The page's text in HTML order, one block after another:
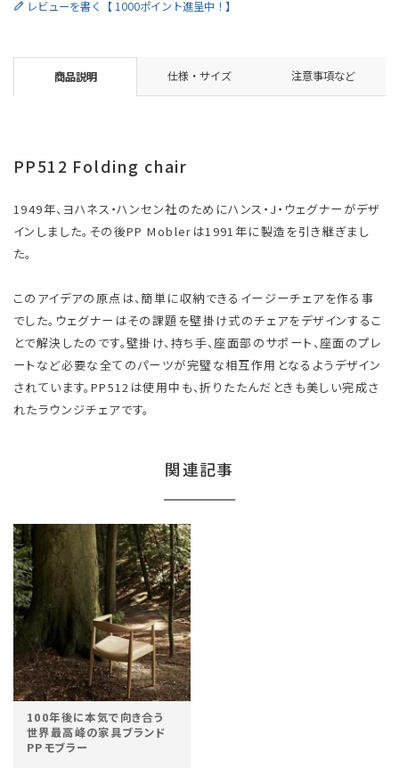
レビューを書く【 1000ポイント進呈中！】
商品説明 仕様・サイズ 注意事項など
PP512 Folding chair
1949年、ヨハネス・ハンセン社のためにハンス・J・ウェグナーがデザ
インしました。その後PP Moblerは1991年に製造を引き継ぎまし
た。
このアイデアの原点は、簡単に収納できるイージーチェアを作る事
でした。ウェグナーはその課題を壁掛け式のチェアをデザインするこ
とで解決したのです。壁掛け、持ち手、座面部のサポート、座面のプレ
ートなど必要な全てのパーツが完璧な相互作用となるようデザイン
されています。PP512は使用中も、折りたたんだときも美しい完成さ
れたラウンジチェアです。
関連記事
100年後に本気で向き合う
世界最高峰の家具ブランド
PPモブラー